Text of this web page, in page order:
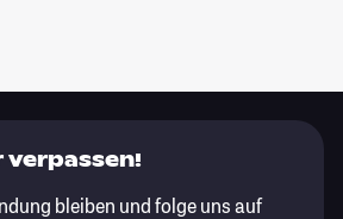
verpassen!
bleiben und folge uns auf